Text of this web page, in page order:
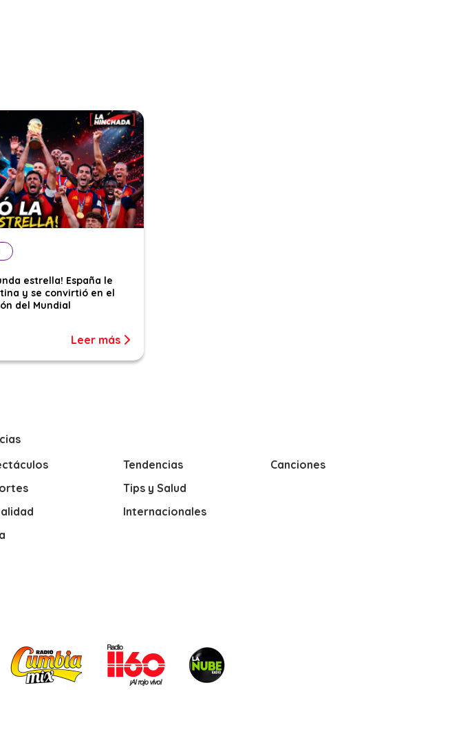
estrella! España le
y se convirtió en el
del Mundial
Leer más
Tendencias
Tips y Salud
Internacionales
Canciones